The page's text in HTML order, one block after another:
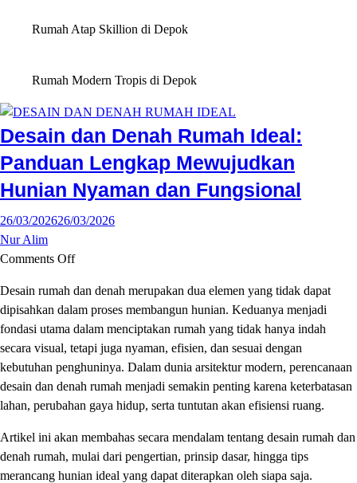
Rumah Atap Skillion di Depok
Rumah Modern Tropis di Depok
Desain dan Denah Rumah Ideal:
Panduan Lengkap Mewujudkan
Hunian Nyaman dan Fungsional
26/03/202626/03/2026
Nur Alim
Comments Offon
dan
Denah
Rumah
Ideal:
Panduan
Lengkap
Mewujudkan
Hunian
Nyaman
dan
Desain rumah dan denah merupakan dua elemen yang tidak dapat
dipisahkan dalam proses membangun hunian. Keduanya menjadi
fondasi utama dalam menciptakan rumah yang tidak hanya indah
secara visual, tetapi juga nyaman, efisien, dan sesuai dengan
kebutuhan penghuninya. Dalam dunia arsitektur modern, perencanaan
desain dan denah rumah menjadi semakin penting karena keterbatasan
lahan, perubahan gaya hidup, serta tuntutan akan efisiensi ruang.
Artikel ini akan membahas secara mendalam tentang desain rumah dan
denah rumah, mulai dari pengertian, prinsip dasar, hingga tips
merancang hunian ideal yang dapat diterapkan oleh siapa saja.